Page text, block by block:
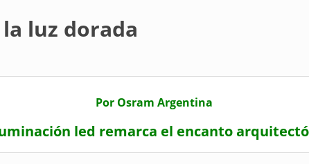
luz dorada
Por Osram Argentina
led remarca el encanto